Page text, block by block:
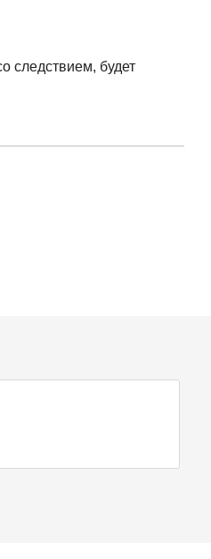
следствием, будет